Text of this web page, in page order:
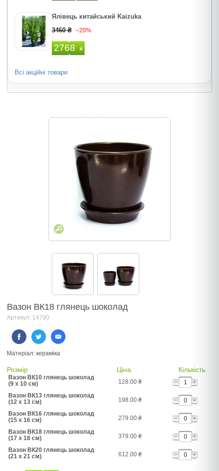
Ялівець китайський Kaizuka
3460 ₴ –20%
2768 ₴
Всі акційні товари
Вазон ВК18 глянець шоколад
Артикул: 14790
Матеріал: кераміка
Розмір Ціна Кількість
Вазон ВК10 глянець шоколад
(9 x 10 см)
128.00 ₴
Вазон ВК13 глянець шоколад
(12 x 13 см)
198.00 ₴
Вазон ВК16 глянець шоколад
(15 x 16 см)
279.00 ₴
Вазон ВК18 глянець шоколад
(17 x 18 см)
379.00 ₴
Вазон ВК20 глянець шоколад
(21 x 21 см)
612.00 ₴